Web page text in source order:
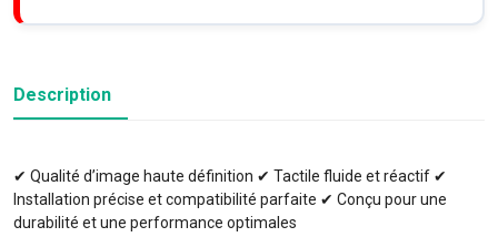
Description
✔ Qualité d’image haute définition ✔ Tactile fluide et réactif ✔
Installation précise et compatibilité parfaite ✔ Conçu pour une
durabilité et une performance optimales